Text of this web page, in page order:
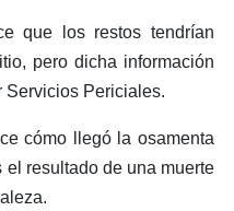
que los restos tendrían
pero dicha información
Servicios Periciales.
cómo llegó la osamenta
el resultado de una muerte